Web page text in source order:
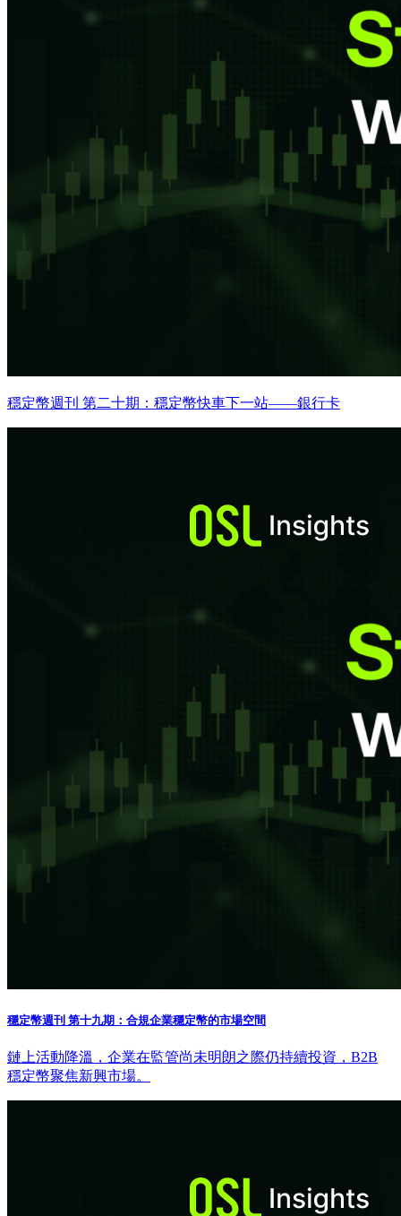
穩定幣週刊 第二十期：穩定幣快車下一站——銀行卡
穩定幣週刊 第十九期：合規企業穩定幣的市場空間
鏈上活動降溫，企業在監管尚未明朗之際仍持續投資，B2B
穩定幣聚焦新興市場。